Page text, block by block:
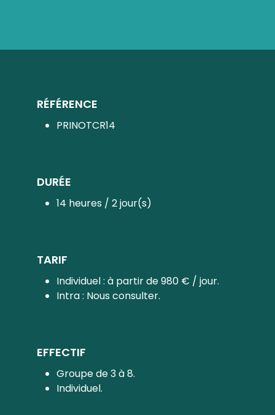
RÉFÉRENCE
PRINOTCR14
DURÉE
14 heures / 2 jour(s)
TARIF
Individuel : à partir de 980 € / jour.
Intra : Nous consulter.
EFFECTIF
Groupe de 3 à 8.
Individuel.